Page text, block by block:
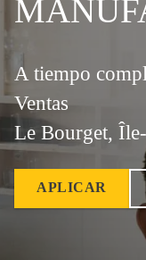
A tiempo
Ventas
Le Bourget,
APLICAR